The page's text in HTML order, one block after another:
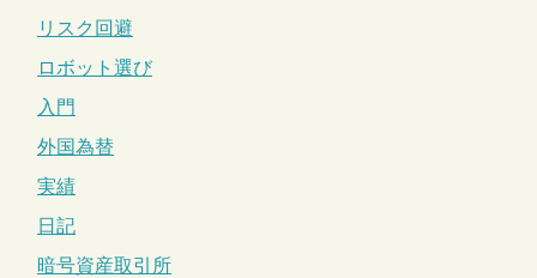
リスク回避
ロボット選び
入門
外国為替
実績
日記
暗号資産取引所